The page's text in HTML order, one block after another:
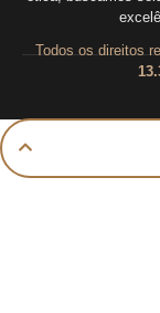
Todos os direitos